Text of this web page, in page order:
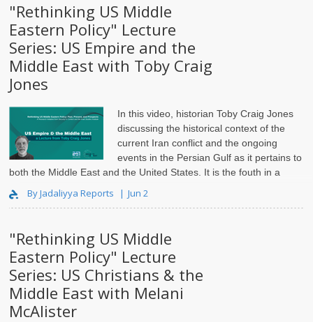
"Rethinking US Middle
Eastern Policy" Lecture
Series: US Empire and the
Middle East with Toby Craig
Jones
In this video, historian Toby Craig Jones
discussing the historical context of the
current Iran conflict and the ongoing
events in the Persian Gulf as it pertains to
both the Middle East and the United States. It is the fouth in a
By Jadaliyya Reports Jun 2
"Rethinking US Middle
Eastern Policy" Lecture
Series: US Christians & the
Middle East with Melani
McAlister